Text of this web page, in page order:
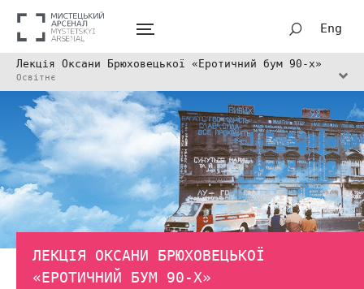
Eng
Лекція Оксани Брюховецької «Еротичний бум 90-х»
Освітнє
ЛЕКЦІЯ ОКСАНИ БРЮХОВЕЦЬКОЇ
«ЕРОТИЧНИЙ БУМ 90-Х»